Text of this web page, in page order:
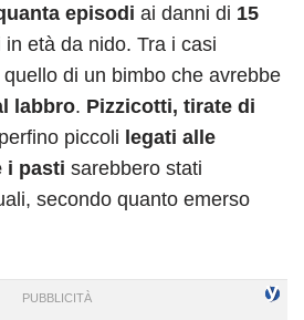
episodi ai danni di 15
in età da nido. Tra i casi
di un bimbo che avrebbe
labbro. Pizzicotti, tirate di
piccoli legati alle
i pasti sarebbero stati
secondo quanto emerso